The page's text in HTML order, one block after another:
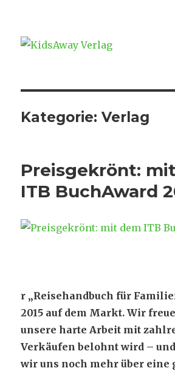
Kategorie:Verlag
Preisgekrönt:
ITB BuchAward
r „Reisehandbuch für
2015 auf dem Markt. Wir
unsere harte Arbeit mit
Verkäufen belohnt wird –
wir uns noch mehr über eine